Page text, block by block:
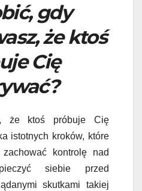
gdy
że ktoś
Cię
że ktoś próbuje Cię
istotnych kroków, które
kontrolę nad
siebie przed
skutkami takiej